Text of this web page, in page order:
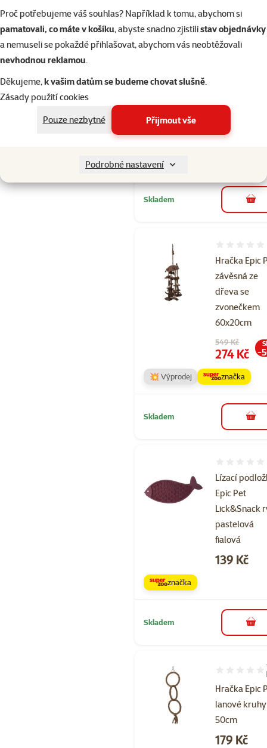
Proč potřebujeme váš souhlas? Například k tomu, abychom si
pamatovali, co máte v košíku, abyste snadno zjistilistav objednávky
a nemuseli se pokaždé přihlašovat, abychom vás neobtěžovali
nevhodnou reklamou.
Děkujeme,k vašim datům se budeme chovat slušně.
Zásady použití cookies
Pouze nezbytné
Přijmout vše
Podrobné nastavení
Hodnocení
Cena
139 Kč
Skladem do
Hračka Epic
závěsná ze
dřeva se
zvonečkem
60x20cm
Původní cena
549 Kč
Cena
274 Kč -
💥 Výprodej značka
Skladem do
Lízací
Epic Pet
Lick&Snack
pastelová
fialová
Cena
139 Kč
značka
Skladem do
Hračka Epic
lanové
50cm
Hodnocení
Cena
179 Kč